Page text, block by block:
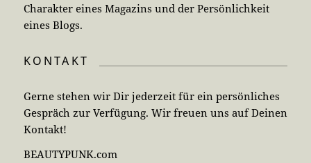
Charakter eines Magazins und der Persönlichkeit
eines Blogs.
KONTAKT
Gerne stehen wir Dir jederzeit für ein persönliches
Gespräch zur Verfügung. Wir freuen uns auf Deinen
Kontakt!
BEAUTYPUNK.com